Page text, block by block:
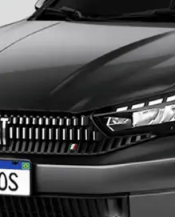
ou
ideal para você.
MUITO
malas.